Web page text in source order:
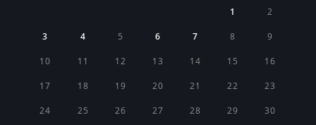
1 2
3 4 5 6 7 8 9
10 11 12 13 14 15 16
17 18 19 20 21 22 23
24 25 26 27 28 29 30